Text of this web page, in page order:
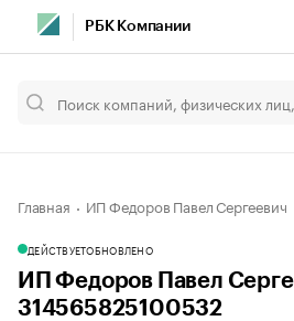
РБК Компании
Главная ИП Федоров Павел Сергеевич
ДЕЙСТВУЕТОБНОВЛЕНО
ИП Федоров Павел
314565825100532